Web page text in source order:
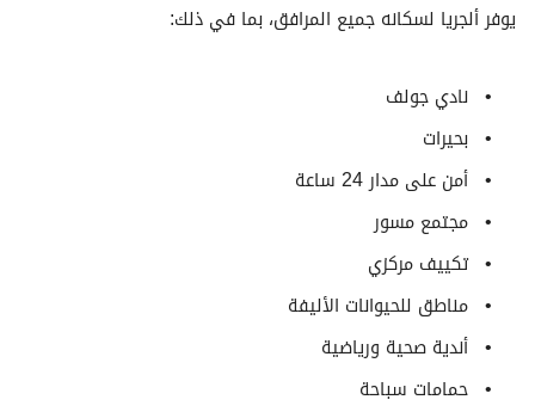
يوفر ألجريا لسكانه جميع المرافق، بما في ذلك:
نادي جولف
بحيرات
أمن على مدار 24 ساعة
مجتمع مسور
تكييف مركزي
مناطق للحيوانات الأليفة
أندية صحية ورياضية
حمامات سباحة